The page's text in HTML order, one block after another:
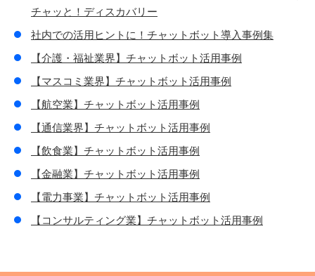
チャッと！ディスカバリー
社内での活用ヒントに！チャットボット導入事例集
【介護・福祉業界】チャットボット活用事例
【マスコミ業界】チャットボット活用事例
【航空業】チャットボット活用事例
【通信業界】チャットボット活用事例
【飲食業】チャットボット活用事例
【金融業】チャットボット活用事例
【電力事業】チャットボット活用事例
【コンサルティング業】チャットボット活用事例